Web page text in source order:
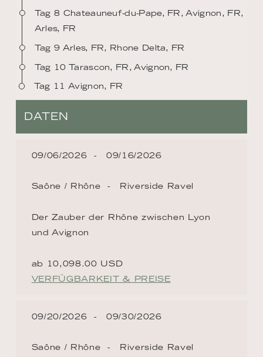
Tag 8 Chateauneuf-du-Pape, FR, Avignon, FR,
Arles, FR
Tag 9 Arles, FR, Rhone Delta, FR
Tag 10 Tarascon, FR, Avignon, FR
Tag 11 Avignon, FR
DATEN
09/06/2026 09/16/2026
Saône / Rhône Riverside Ravel
Der Zauber der Rhône zwischen Lyon
und Avignon
ab 10,098.00 USD
VERFÜGBARKEIT & PREISE
09/20/2026 09/30/2026
Saône / Rhône Riverside Ravel